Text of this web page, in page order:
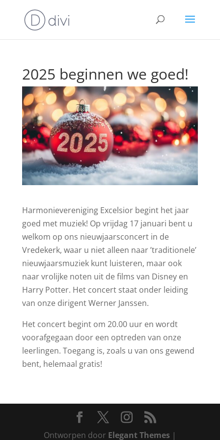
2025 beginnen we goed!
Harmonievereniging Excelsior begint het jaar
goed met muziek! Op vrijdag 17 januari bent u
welkom op ons nieuwjaarsconcert in de
Vredekerk, waar u niet alleen naar ’traditionele’
nieuwjaarsmuziek kunt luisteren, maar ook
naar vrolijke noten uit de films van Disney en
Harry Potter. Het concert staat onder leiding
van onze dirigent Werner Janssen.
Het concert begint om 20.00 uur en wordt
voorafgegaan door een optreden van onze
leerlingen. Toegang is, zoals u van ons gewend
bent, helemaal gratis!
Ontworpen door Elegant Themes|